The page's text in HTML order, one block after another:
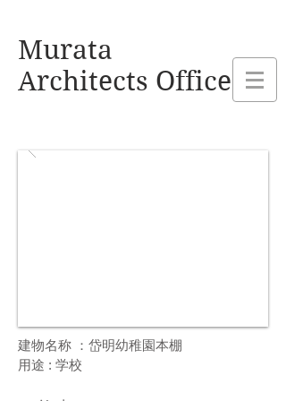
Murata
Architects Office
建物名称 ： 岱明幼稚園本棚
用途 : 学校